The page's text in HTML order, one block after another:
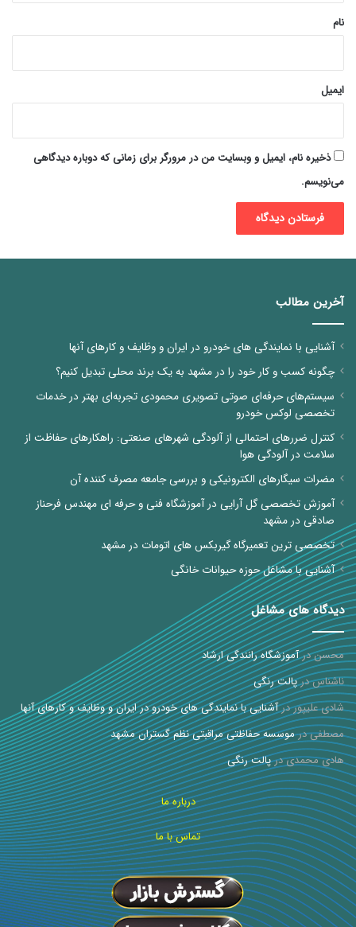
نام
ایمیل
ذخیره نام، ایمیل و وبسایت من در مرورگر برای زمانی که دوباره دیدگاهی
می‌نویسم.
آخرین مطالب
آشنایی با نمایندگی های خودرو در ایران و وظایف و کارهای آنها
چگونه کسب و کار خود را در مشهد به یک برند محلی تبدیل کنیم؟
سیستم‌های حرفه‌ای صوتی تصویری محمودی تجربه‌ای بهتر در خدمات
تخصصی لوکس خودرو
کنترل ضررهای احتمالی از آلودگی شهرهای صنعتی: راهکارهای حفاظت از
سلامت در آلودگی هوا
مضرات سیگارهای الکترونیکی و بررسی جامعه مصرف کننده آن
آموزش تخصصی گل آرایی در آموزشگاه فنی و حرفه ای مهندس فرحناز
صادقی در مشهد
تخصصی ترین تعمیرگاه گیربکس های اتومات در مشهد
آشنایی با مشاغل حوزه حیوانات خانگی
دیدگاه های مشاغل
محسندرآموزشگاه رانندگی ارشاد
ناشناسدرپالت رنگی
شادی علیپوردرآشنایی با نمایندگی های خودرو در ایران و وظایف و کارهای آنها
مصطفیدرموسسه حفاظتی مراقبتی نظم گستران مشهد
هادی محمدیدرپالت رنگی
درباره ما
تماس با ما